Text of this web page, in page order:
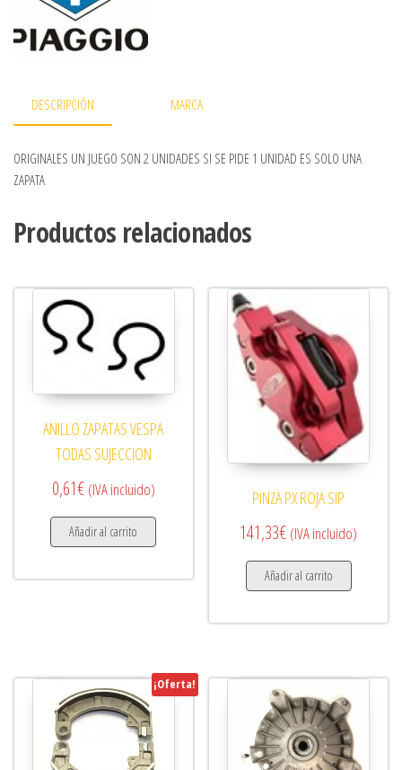
DESCRIPCIÓN MARCA
ORIGINALES UN JUEGO SON 2 UNIDADES SI SE PIDE 1 UNIDAD ES SOLO UNA
ZAPATA
Productos relacionados
ANILLO ZAPATAS VESPA
TODAS SUJECCION
0,61€ (IVA incluido)
Añadir al carrito
PINZA PX ROJA SIP
141,33€ (IVA incluido)
Añadir al carrito
¡Oferta!